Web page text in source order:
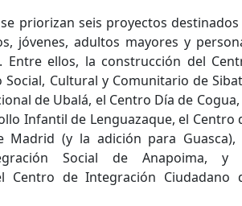
priorizan seis proyectos destinados
jóvenes, adultos mayores y
Entre ellos, la construcción del
Cultural y Comunitario de
de Ubalá, el Centro Día de
Infantil de Lenguazaque, el Centro
Madrid (y la adición para Guasca),
Social de Anapoima, y
Centro de Integración Ciudadano